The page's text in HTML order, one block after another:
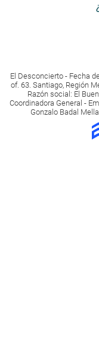
El Desconcierto - Fecha
of. 63. Santiago, Región
Razón social: El
Coordinadora General -
Gonzalo Badal